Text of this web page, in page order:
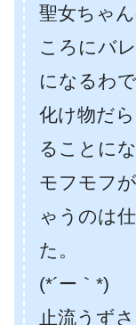
聖女ちゃ
ころにバ
になるわ
化け物だ
ることに
モフモフ
ゃうのは
た。
(*´ー｀*)
止流うず